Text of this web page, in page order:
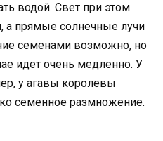
водой. Свет при этом
прямые солнечные лучи
семенами возможно, но
идет очень медленно. У
у агавы королевы
семенное размножение.